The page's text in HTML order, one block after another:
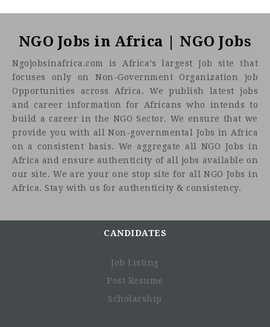
NGO Jobs in Africa | NGO Jobs
Ngojobsinafrica.com is Africa’s largest Job site that
focuses only on Non-Government Organization job
Opportunities across Africa. We publish latest jobs
and career information for Africans who intends to
build a career in the NGO Sector. We ensure that we
provide you with all Non-governmental Jobs in Africa
on a consistent basis. We aggregate all NGO Jobs in
Africa and ensure authenticity of all jobs available on
our site. We are your one stop site for all NGO Jobs in
Africa. Stay with us for authenticity & consistency.
CANDIDATES
Job Listing
Post Resume
Scholarship